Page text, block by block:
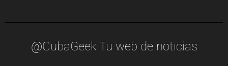
@CubaGeek Tu web de noticias